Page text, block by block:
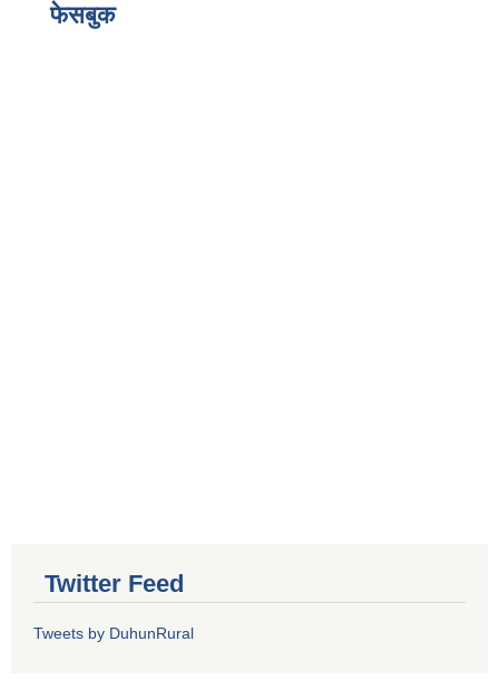
फेसबुक
Twitter Feed
Tweets by DuhunRural